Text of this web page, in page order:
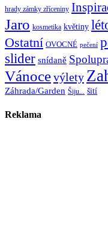
hrady zámky zříceniny
Jaro kosmetika květiny
Ostatní OVOCNÉ pečení
slider snídaně
Vánocevýlety
Záhrada/Garden Šiju... šití
Reklama